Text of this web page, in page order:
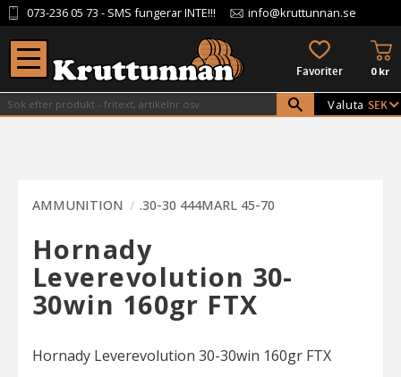
Meny
073-236 05 73 - SMS fungerar INTE!!! info@kruttunnan.se
FAVORITER 0kr
Valuta
AMMUNITION .30-30 444MARL 45-70
Hornady
Leverevolution 30-
30win 160gr FTX
Hornady Leverevolution 30-30win 160gr FTX